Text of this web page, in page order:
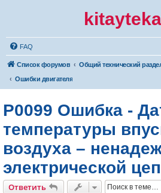
FAQ
Список форумов Общий технический
Ошибки двигателя
P0099 Ошибка -
температуры
воздуха –
электрической
Ответить